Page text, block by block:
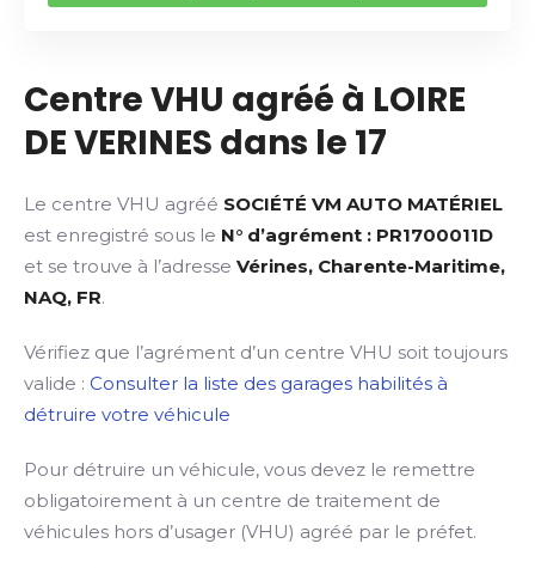
Centre VHU agréé à LOIRE
DE VERINES dans le 17
Le centre VHU agréé SOCIÉTÉ VM AUTO MATÉRIEL
est enregistré sous le N° d’agrément : PR1700011D
et se trouve à l’adresse Vérines, Charente-Maritime,
NAQ, FR.
Vérifiez que l’agrément d’un centre VHU soit toujours
valide : Consulter la liste des garages habilités à
détruire votre véhicule
Pour détruire un véhicule, vous devez le remettre
obligatoirement à un centre de traitement de
véhicules hors d’usager (VHU) agréé par le préfet.